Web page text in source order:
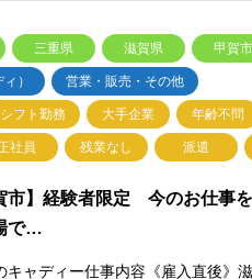
三重県 滋賀県 甲賀市
） 営業・販売・その他
シフト勤務 大手企業 年齢不問
社員 残業なし 派遣
】経験者限定 今のお仕事
で…
キャディー仕事内容《雇入直後》